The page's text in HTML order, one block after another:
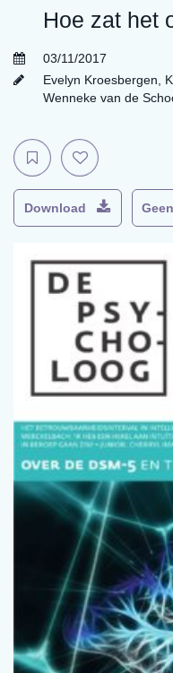
Hoe zat het
03/11/2017
Evelyn Kroesbergen
Wenneke van de
Download